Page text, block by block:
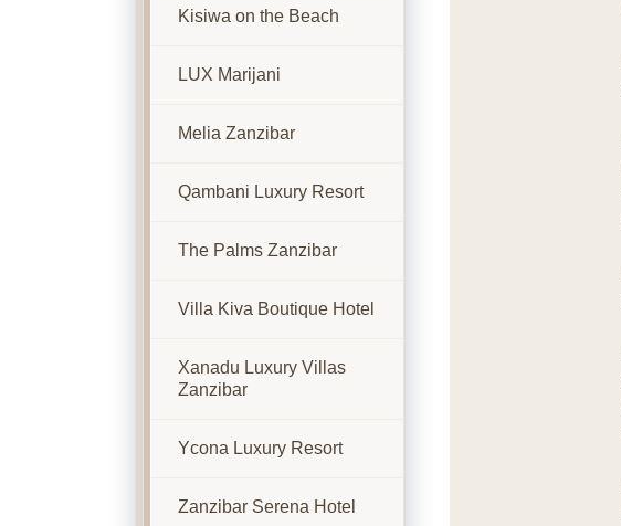
Kisiwa on the Beach
LUX Marijani
Melia Zanzibar
Qambani Luxury Resort
The Palms Zanzibar
Villa Kiva Boutique Hotel
Xanadu Luxury Villas
Zanzibar
Ycona Luxury Resort
Zanzibar Serena Hotel